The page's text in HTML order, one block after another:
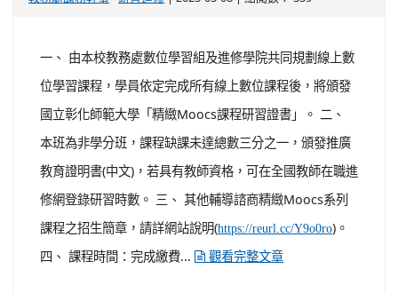
一、 由本校教務處數位學習組及進修學院共同規劃線上數
位學習課程，學員依定完成所有線上數位課程後，將頒發
國立彰化師範大學「精緻Moocs課程研習證書」。 二、
本班為非學分班，課程缺課未達總數三分之一，頒發推廣
教育證明書(中文)，若具有教師資格，可在全國教師在職進
修網登錄研習時數。 三、 其他輔導諮商精緻Moocs系列
課程之招生簡章，請詳網站說明(https://reurl.cc/Y9o0ro)。
四、 課程時間：完成繳費...
觀看完整文章